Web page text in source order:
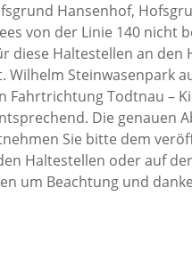
Hansenhof,
von der Linie 140 nicht
diese Haltestellen an den
Wilhelm Steinwasenpark
Fahrtrichtung Todtnau –
Die genauen
Sie bitte dem
Haltestellen oder auf
um Beachtung und